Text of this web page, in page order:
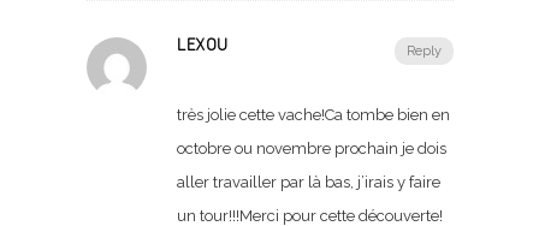
Reply
LEXOU
très jolie cette vache!Ca tombe bien en
octobre ou novembre prochain je dois
aller travailler par là bas, j’irais y faire
un tour!!!Merci pour cette découverte!